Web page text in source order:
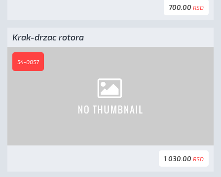
700.00 RSD
Krak-drzac rotora
54-0057
1 030.00 RSD